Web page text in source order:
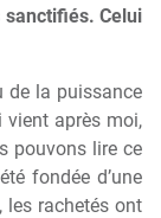
sanctifiés. Celui
de la puissance
vient après moi,
pouvons lire ce
fondée d’une
les rachetés ont